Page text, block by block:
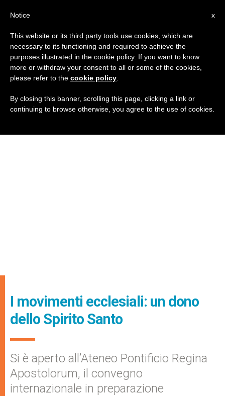
I movimenti ecclesiali: un dono
dello Spirito Santo
Si è aperto all’Ateneo Pontificio Regina
Apostolorum, il convegno
internazionale in preparazione
x
Notice
This website or its third party tools use cookies, which are
necessary to its functioning and required to achieve the
purposes illustrated in the cookie policy. If you want to know
more or withdraw your consent to all or some of the cookies,
please refer to the cookie policy
By closing this banner, scrolling this page, clicking a link or
continuing to browse otherwise, you agree to the use of cookies.